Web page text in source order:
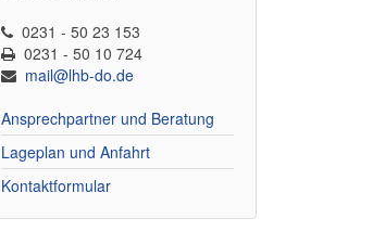
0231 - 50 23 153
0231 - 50 10 724
mail@lhb-do.de
Ansprechpartner und Beratung
Lageplan und Anfahrt
Kontaktformular